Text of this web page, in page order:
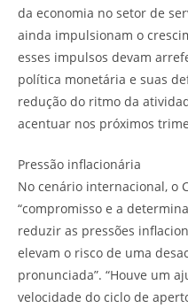
da economia no setor de
ainda impulsionam o
esses impulsos devam
política monetária e suas
redução do ritmo da
acentuar nos próximos
Pressão inflacionária
No cenário internacional, o
“compromisso e a
reduzir as pressões
elevam o risco de uma
pronunciada”. “Houve um
velocidade do ciclo de